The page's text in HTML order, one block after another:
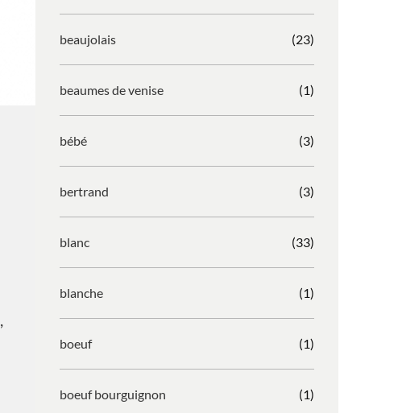
beaujolais (23)
beaumes de venise (1)
bébé (3)
bertrand (3)
blanc (33)
blanche (1)
boeuf (1)
boeuf bourguignon (1)